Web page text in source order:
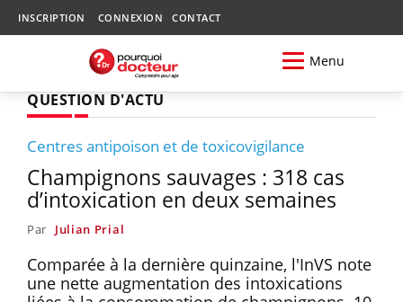
INSCRIPTION CONNEXION CONTACT
Menu
QUESTION D'ACTU
Centres antipoison et de toxicovigilance
Champignons sauvages : 318 cas
d’intoxication en deux semaines
Par Julian Prial
Comparée à la dernière quinzaine, l'InVS note
une nette augmentation des intoxications